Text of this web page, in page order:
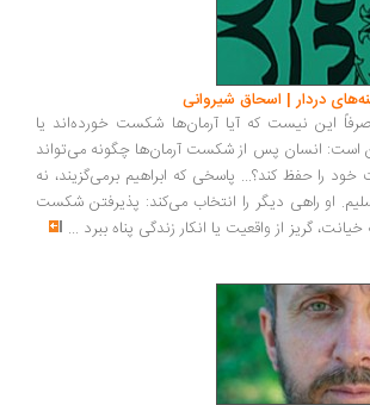
| اسحاق شیروانی
نیست که آیا آرمان‌ها شکست خورده‌اند یا
پس از شکست آرمان‌ها چگونه می‌تواند
کند؟... پاسخی که ابراهیم برمی‌گزیند، نه
دیگر را انتخاب می‌کند: پذیرفتن شکست
از واقعیت یا انکار زندگی پناه ببرد...